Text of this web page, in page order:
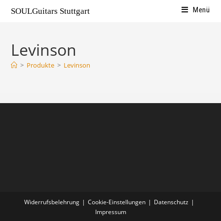
SOULGuitars Stuttgart Menü
Levinson
> Produkte > Levinson
Widerrufsbelehrung Cookie-Einstellungen
Datenschutz
Impressum